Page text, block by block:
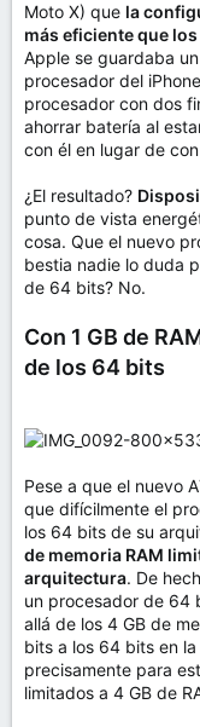
Moto X) que la
más eficiente que
Apple se guardaba
procesador del
procesador con dos
ahorrar batería al
con él en lugar de
¿El resultado?
punto de vista
cosa. Que el nuevo
bestia nadie lo duda
de 64 bits? No.
Con 1 GB de
de los 64 bits
Pese a que el nuevo
que difícilmente el
los 64 bits de su
de memoria RAM
arquitectura. De
un procesador de 64
allá de los 4 GB de
bits a los 64 bits en
precisamente para
limitados a 4 GB de